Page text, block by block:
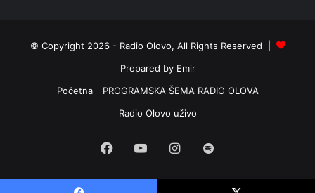
© Copyright 2026 - Radio Olovo, All Rights Reserved |
Prepared by Emir
Početna
PROGRAMSKA ŠEMA RADIO OLOVA
Radio Olovo uživo
Facebook
YouTubeInstagram
Spotify